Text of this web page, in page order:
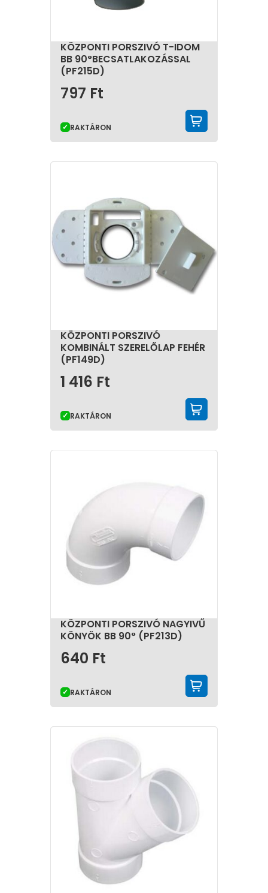
KÖZPONTI PORSZIVÓ T-IDOM
BB 90°BECSATLAKOZÁSSAL
(PF215D)
797 Ft
RAKTÁRON
KÖZPONTI PORSZIVÓ
KOMBINÁLT SZERELŐLAP FEHÉR
(PF149D)
1 416 Ft
RAKTÁRON
KÖZPONTI PORSZIVÓ NAGYIVŰ
KÖNYÖK BB 90° (PF213D)
640 Ft
RAKTÁRON